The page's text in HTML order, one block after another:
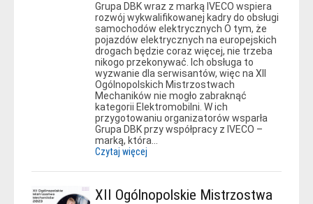
Grupa DBK wraz z marką IVECO wspiera
rozwój wykwalifikowanej kadry do obsługi
samochodów elektrycznych O tym, że
pojazdów elektrycznych na europejskich
drogach będzie coraz więcej, nie trzeba
nikogo przekonywać. Ich obsługa to
wyzwanie dla serwisantów, więc na XII
Ogólnopolskich Mistrzostwach
Mechaników nie mogło zabraknąć
kategorii Elektromobilni. W ich
przygotowaniu organizatorów wsparła
Grupa DBK przy współpracy z IVECO –
marką, która…
Czytaj więcej
XII Ogólnopolskie Mistrzostwa